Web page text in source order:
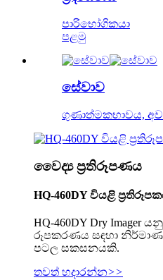
පාරිභෝගිකයා
පළමු
සේවාව
ගුණාත්මකභාවය,
වෛද්‍ය ප්‍රතිරූපණය
HQ-460DY වියළි
HQ-460DY Dry
රූපකරණය සඳහා
පටල සකසනයකි.
තවත් හදාරන්න>>